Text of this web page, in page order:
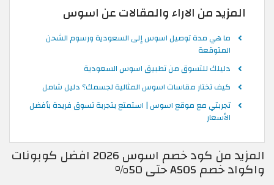
المزيد من الاراء والمقالات عن اسوس
ما هي مدة توصيل اسوس إلى السعودية ورسوم الشحن
المتوقعة
دليلك للتسوق من تطبيق اسوس السعودية
كيف تختار مقاسات اسوس المثالية لجسمك؟ دليل شامل
تجربتي مع موقع اسوس | استمتع بتجربة تسوق فريدة بأفضل
الأسعار
المزيد من كود خصم اسوس 2026 افضل كوبونات
واكواد خصم ASOS حتى 50%